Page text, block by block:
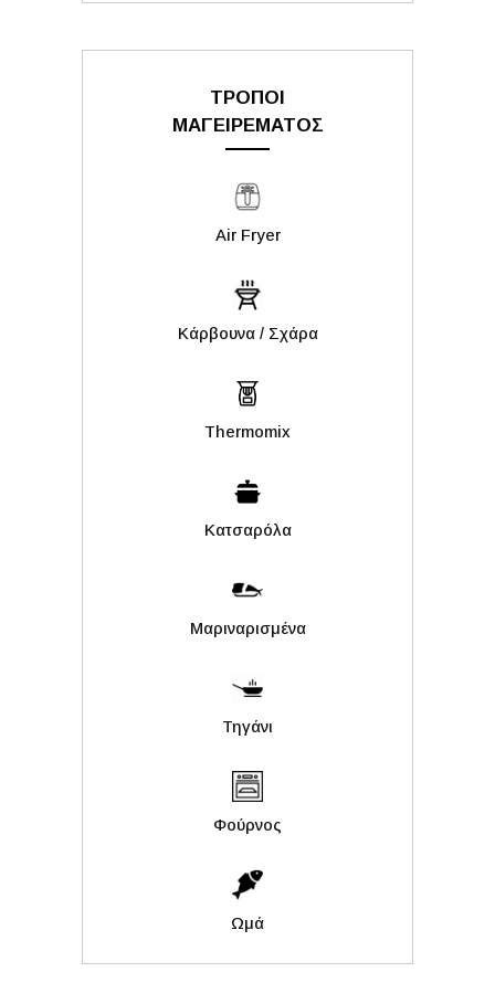
ΤΡΟΠΟΙ
ΜΑΓΕΙΡΕΜΑΤΟΣ
Air Fryer
Kάρβουνα / Σχάρα
Thermomix
Κατσαρόλα
Μαριναρισμένα
Τηγάνι
Φούρνος
Ωμά